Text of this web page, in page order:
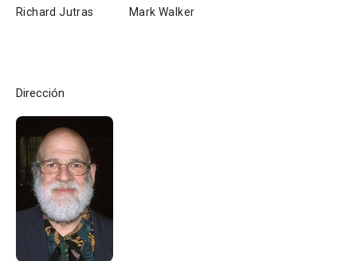
Richard Jutras Mark Walker
Dirección